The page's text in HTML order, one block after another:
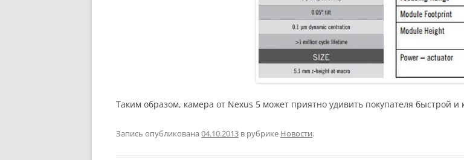
Таким образом, камера от Nexus 5 может приятно удивить покупателя быстрой и
Запись опубликована 04.10.2013 в рубрике Новости.